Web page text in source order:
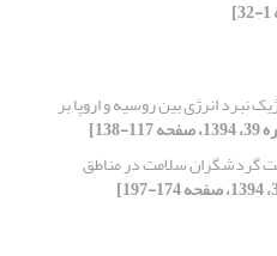
نبرد انرژی بین روسیه و اروپا بر
گردشگران سلامت در مناطق